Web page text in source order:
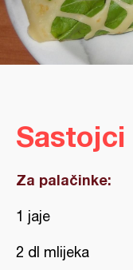
Sastojci
Za palačinke:
1 jaje
2 dl mlijeka